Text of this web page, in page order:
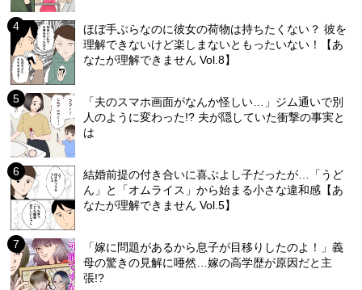
ほぼ手ぶらなのに彼女の荷物は持ちたくない？ 彼を
理解できないけど楽しまないともったいない！【あ
なたが理解できません Vol.8】
「夫のスマホ画面がなんか怪しい…」ジム通いで別
人のように変わった!? 夫が隠していた衝撃の事実と
は
結婚前提の付き合いに喜ぶよし子だったが…「うど
ん」と「オムライス」から始まる小さな違和感【あ
なたが理解できません Vol.5】
「嫁に問題があるから息子が目移りしたのよ！」義
母の驚きの見解に唖然…嫁の高学歴が原因だと主
張!?